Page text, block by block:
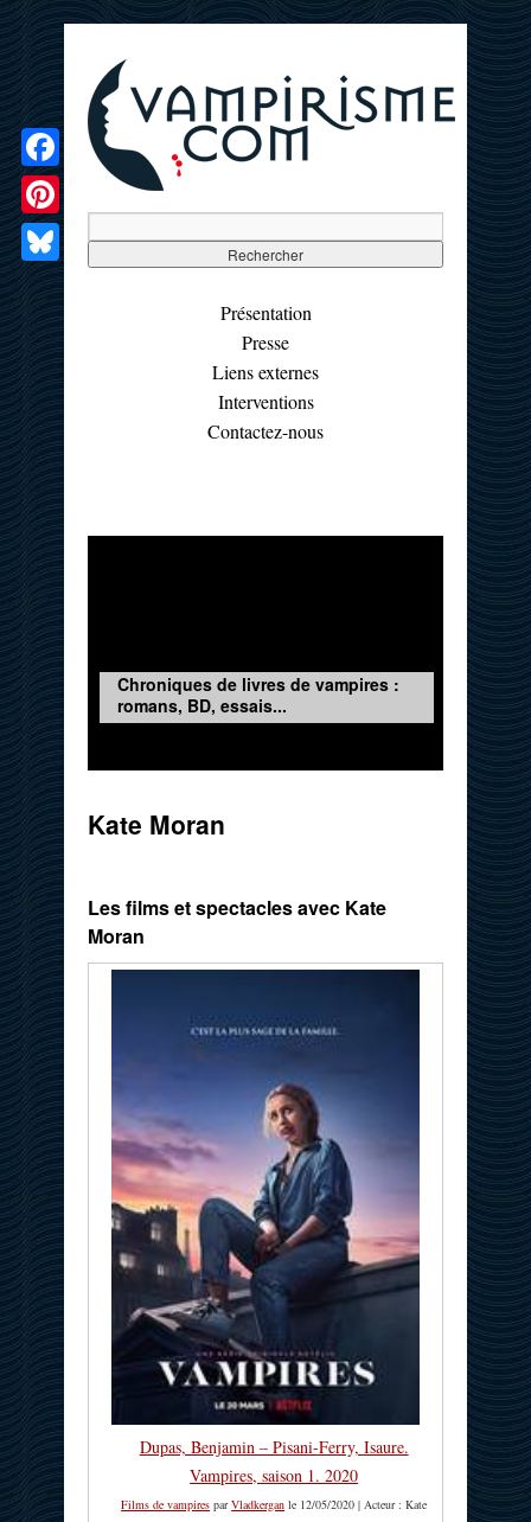
Présentation
Presse
Liens externes
Interventions
Contactez-nous
Chroniques de livres de vampires :
romans, BD, essais...
Kate Moran
Les films et spectacles avec Kate
Moran
Dupas, Benjamin – Pisani-Ferry, Isaure.
Vampires, saison 1. 2020
Films de vampires parVladkergan le 12/05/2020 | Acteur : Kate
Facebook
Pinterest
Bluesky